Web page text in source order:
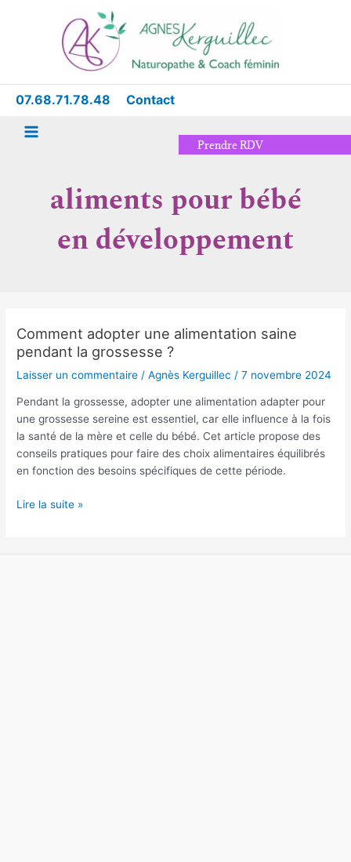
07.68.71.78.48 Contact
Menu
Prendre RDV
aliments pour bébé
en développement
Comment adopter une alimentation saine
pendant la grossesse ?
Laisser un commentaire /Agnès Kerguillec /7 novembre 2024
Pendant la grossesse, adopter une alimentation adapter pour
une grossesse sereine est essentiel, car elle influence à la fois
la santé de la mère et celle du bébé. Cet article propose des
conseils pratiques pour faire des choix alimentaires équilibrés
en fonction des besoins spécifiques de cette période.
Comment
adopter
saine
pendant
la
grossesse
?
Lire la suite »